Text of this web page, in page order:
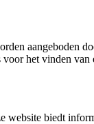
aangeboden
het vinden van
biedt